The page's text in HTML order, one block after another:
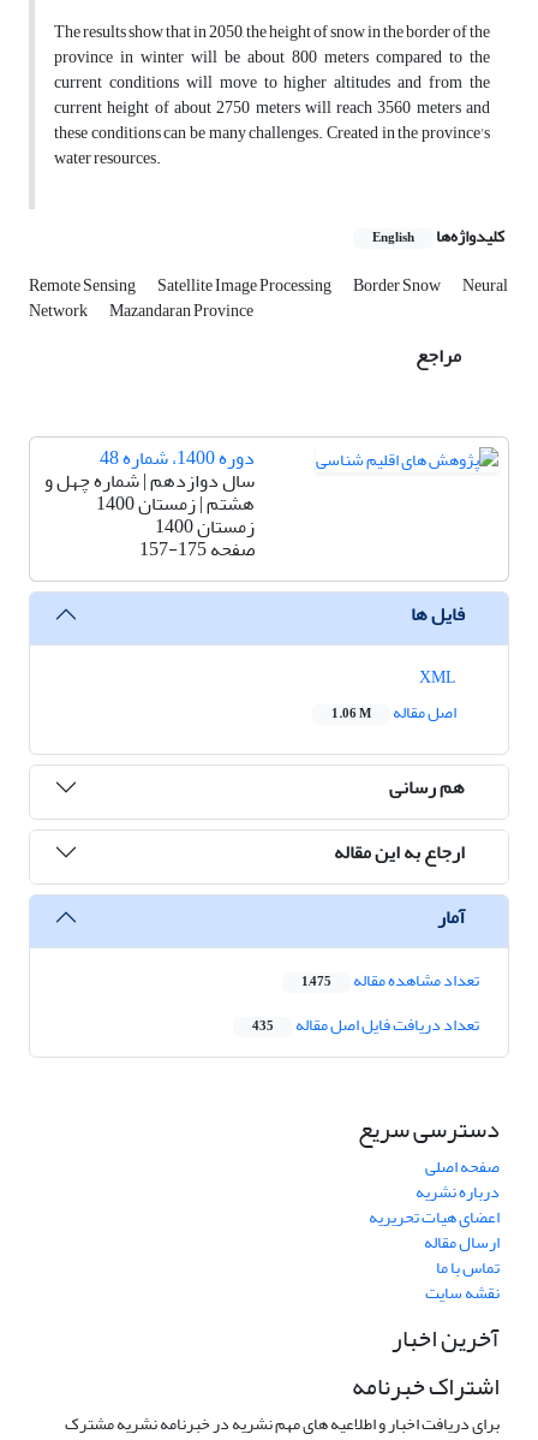
The results show that in 2050, the height of snow in the border of the
province in winter will be about 800 meters compared to the
current conditions will move to higher altitudes and from the
current height of about 2750 meters will reach 3560 meters and
these conditions can be many challenges. Created in the province's
water resources.
کلیدواژه‌ها English
Remote Sensing Satellite Image Processing Border Snow Neural
Network Mazandaran Province
مراجع
دوره 1400، شماره 48
سال دوازدهم | شماره چهل و
هشتم | زمستان 1400
زمستان 1400
صفحه157-175
فایل ها
اصل مقاله
1.06 M
هم رسانی
ارجاع به این مقاله
آمار
تعداد مشاهده مقاله 1,475
تعداد دریافت فایل اصل مقاله 435
دسترسی سریع
صفحه اصلی
درباره نشریه
اعضای هیات تحریریه
ارسال مقاله
تماس با ما
نقشه سایت
آخرین اخبار
اشتراک خبرنامه
برای دریافت اخبار و اطلاعیه های مهم نشریه در خبرنامه نشریه مشترک